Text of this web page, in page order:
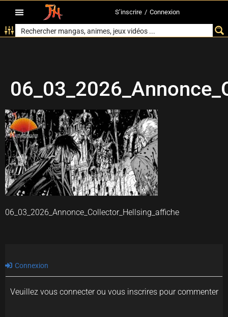
S’inscrire / Connexion
06_03_2026_Annonce_Collector_Hellsing_affiche
Connexion
Veuillez vous connecter ou vous inscrires pour commenter